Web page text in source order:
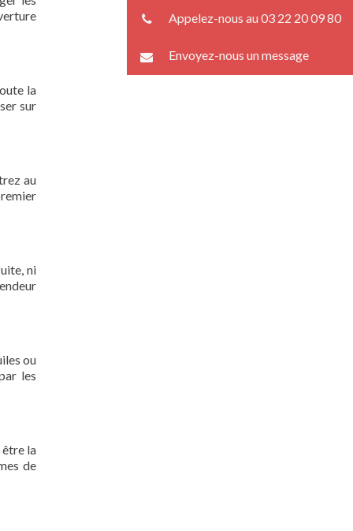
la
sur
au
ni
ou
les
la
de
Appelez-nous au 03 22 20 09 80
Envoyez-nous un message